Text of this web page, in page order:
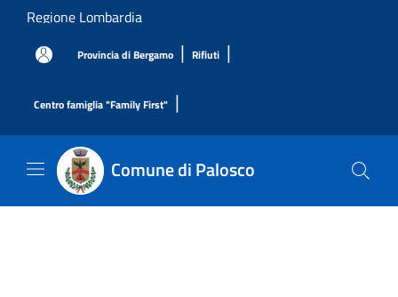
Salta al contenuto principale
Regione Lombardia
Provincia di Bergamo | Rifiuti |
Centro famiglia "Family First" |
Comune di Palosco